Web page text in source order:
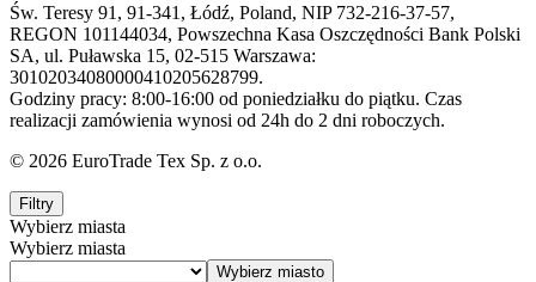
Św. Teresy 91, 91-341, Łódź, Poland, NIP 732-216-37-57,
REGON 101144034, Powszechna Kasa Oszczędności Bank Polski
SA, ul. Puławska 15, 02-515 Warszawa:
30102034080000410205628799.
Godziny pracy: 8:00-16:00 od poniedziałku do piątku. Czas
realizacji zamówienia wynosi od 24h do 2 dni roboczych.
© 2026 EuroTrade Tex Sp. z o.o.
Filtry
Wybierz miasta
Wybierz miasta